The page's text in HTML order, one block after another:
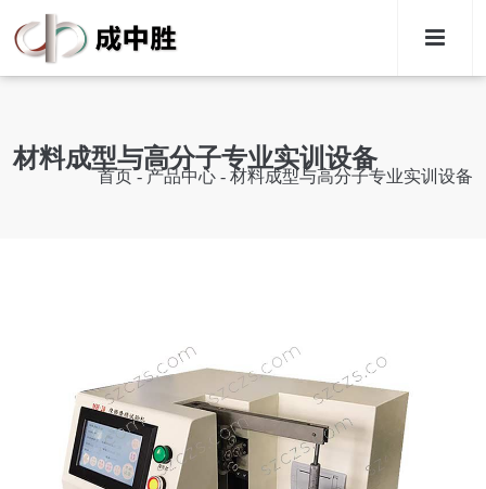
材料成型与高分子专业实训设备
首页-产品中心 - 材料成型与高分子专业实训设备